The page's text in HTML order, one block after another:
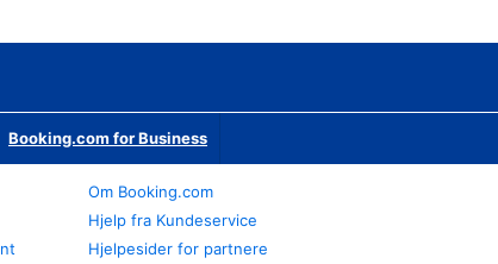
Booking.com for Business
Om Booking.com
Hjelp fra Kundeservice
Hjelpesider for partnere